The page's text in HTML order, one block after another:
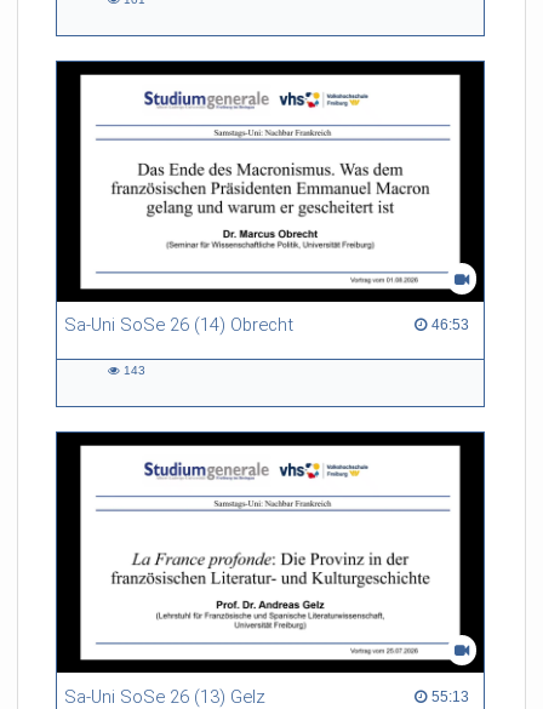
Sa-Uni SoSe 26 (14) Obrecht 46:53
46:53 duration
143
Sa-Uni SoSe 26 (13) Gelz 55:13
55:13 duration